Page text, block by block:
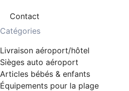
Contact
Catégories
Livraison aéroport/hôtel
Sièges auto aéroport
Articles bébés & enfants
Équipements pour la plage